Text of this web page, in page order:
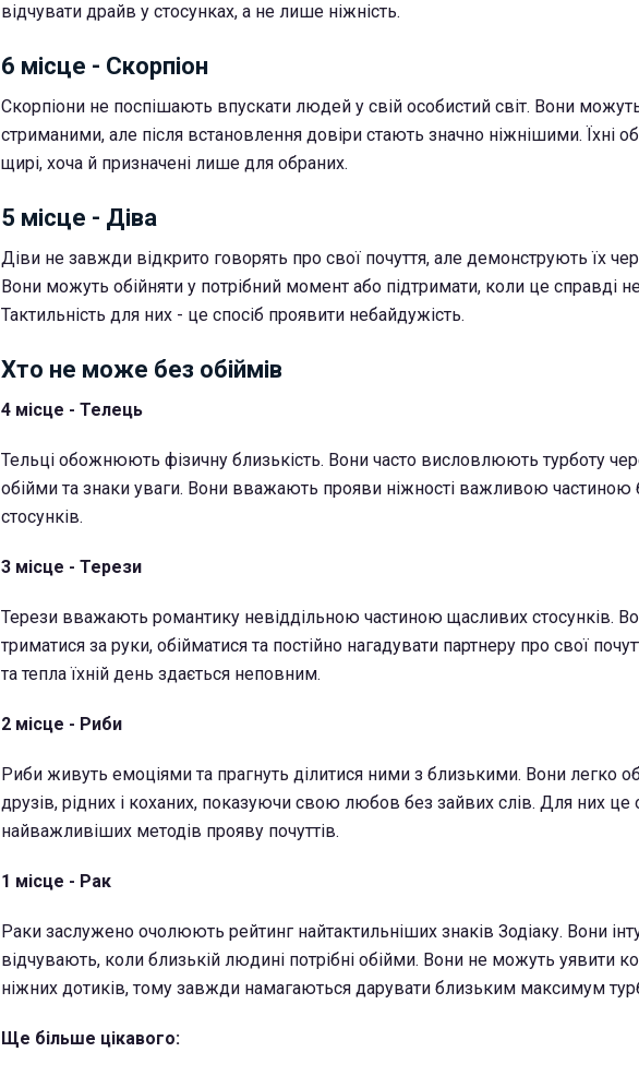
відчувати драйв у стосунках, а не лише ніжність.
6 місце - Скорпіон
Скорпіони не поспішають впускати людей у свій особистий світ. Вони
стриманими, але після встановлення довіри стають значно ніжнішими. Їхні
щирі, хоча й призначені лише для обраних.
5 місце - Діва
Діви не завжди відкрито говорять про свої почуття, але демонструють їх
Вони можуть обійняти у потрібний момент або підтримати, коли це справді
Тактильність для них - це спосіб проявити небайдужість.
Хто не може без обіймів
4 місце - Телець
Тельці обожнюють фізичну близькість. Вони часто висловлюють турботу
обійми та знаки уваги. Вони вважають прояви ніжності важливою частиною
стосунків.
3 місце - Терези
Терези вважають романтику невіддільною частиною щасливих стосунків.
триматися за руки, обійматися та постійно нагадувати партнеру про свої
та тепла їхній день здається неповним.
2 місце - Риби
Риби живуть емоціями та прагнуть ділитися ними з близькими. Вони легко
друзів, рідних і коханих, показуючи свою любов без зайвих слів. Для них це
найважливіших методів прояву почуттів.
1 місце - Рак
Раки заслужено очолюють рейтинг найтактильніших знаків Зодіаку. Вони
відчувають, коли близькій людині потрібні обійми. Вони не можуть уявити
ніжних дотиків, тому завжди намагаються дарувати близьким максимум
Ще більше цікавого: